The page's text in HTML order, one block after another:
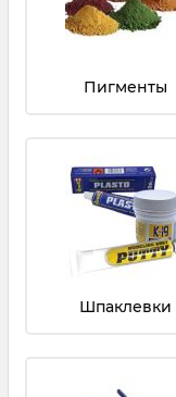
Пигменты
Шпаклевки